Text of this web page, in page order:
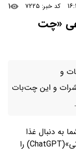
کد خبر: ۷۲۲۵ ۱
«چت‌
و
و این چت‌بات
به دنبال غذا
می‌گردد و یک پنجره مرورگر که «چت‌جی‌پی‌تی»(ChatGPT) را